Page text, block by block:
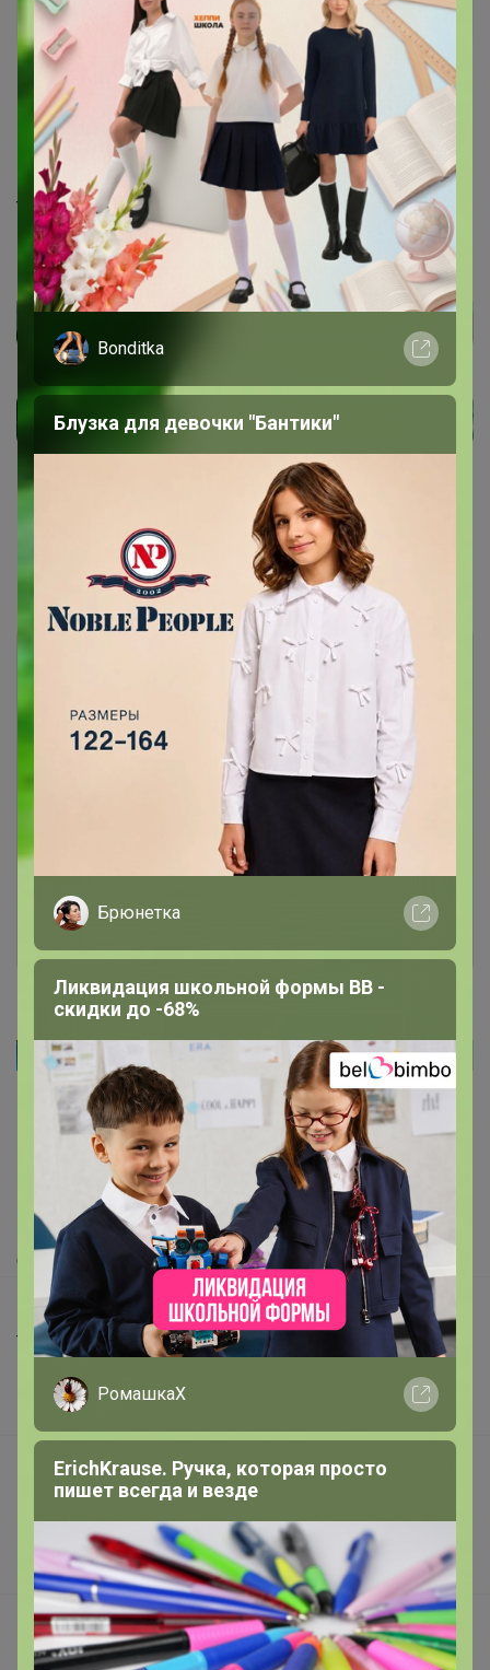
Бронзовый организатор
1 июня, 2024 16:03
Мартка Мандарин, Здравствуйте. Да, это аналог Капли
шок. ММ (Caribe Fondente Gocce (Bitt Drops) 1кг. Они
термостатные, по качеству тоже очень хорошие
Показаны записи1-9из .
Чтобы ответить или задать вопрос
необходимо авторизоваться на сайте
Это займет меньше минуты
Войти
Как здесь все устроено?
Как сделать заказ?
Как получить?
Доставка
Шоурумы
Торговые марки
Наша команда
В наличии
Подарочные сертификаты
Реклама на сайте
Поставщикам
Вакансии
support@24-ok.ru
Написать в поддержку
Bonditka
Блузка для девочки "Бантики"
Брюнетка
Ликвидация школьной формы BB -
скидки до -68%
РомашкаХ
ErichKrause. Ручка, которая просто
пишет всегда и везде